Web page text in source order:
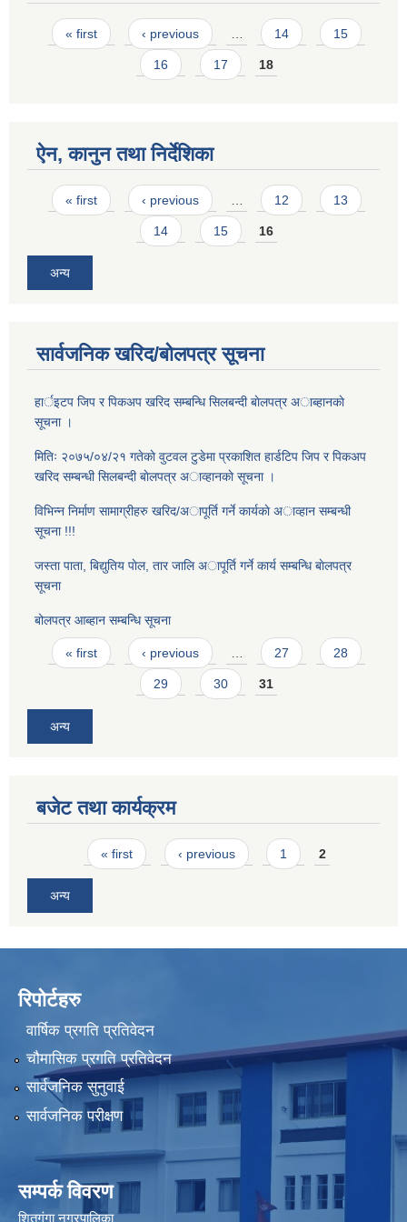
Pages
« first ‹ previous … 14 15
16 17 18
ऐन, कानुन तथा निर्देशिका
Pages
« first ‹ previous 12 13
14 15 16
अन्य
सार्वजनिक खरिद/बोलपत्र सूचना
हार्इटप जिप र पिकअप खरिद सम्बन्धि सिलबन्दी बाेलपत्र अाब्हानकाे
सूचना ।
मितिः २०७५/०४/२१ गतेकाे वुटवल टुडेमा प्रकाशित हार्डटिप जिप र पिकअप
खरिद सम्बन्धी सिलबन्दी बाेलपत्र अाव्हानकाे सूचना ।
विभिन्न निर्माण सामाग्रीहरु खरिद/अापूर्ति गर्ने कार्यकाे अाव्हान सम्बन्धी
सूचना !!!
जस्ता पाता, बिद्युतिय पाेल, तार जालि अापूर्ति गर्ने कार्य सम्बन्धि बाेलपत्र
सूचना
बोलपत्र आब्हान सम्बन्धि सूचना
Pages
« first ‹ previous … 27 28
29 30 31
अन्य
बजेट तथा कार्यक्रम
Pages« first ‹ previous 1 2
अन्य
रिपोर्टहरु
वार्षिक प्रगति प्रतिवेदन
चौमासिक प्रगति प्रतिवेदन
सार्वजनिक सुनुवाई
सार्वजनिक परीक्षण
सम्पर्क विवरण
शितगंगा नगरपालिका